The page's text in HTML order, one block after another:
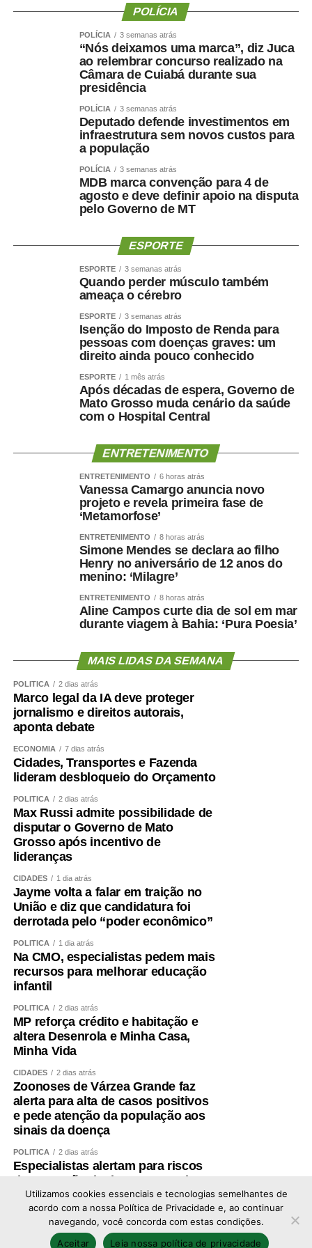
destaque foi o Hospital Estadual de Câncer, que registrou
maio e junho, passando de 25 para 79 pacientes.
Gestão destaca eficiência e qualidade da assistência
A diretora-geral da Empresa Cuiabana de Saúde Pública,
Kelluby de Oliveira, atribuiu os resultados ao trabalho
integrado das equipes e ao fortalecimento da gestão
“O protagonismo do HMC é resultado do empenho diário
uma gestão comprometida com a eficiência e a
humanização da assistência. Além de sermos referência
em urgência, emergência, politrauma e tratamento de
e procedimentos especializados, garantindo mais acesso
SUS”, destacou.
Hospital amplia serviços especializados
Referência estadual em urgência, emergência,
politrauma, traumato-ortopedia e tratamento de
queimados, por meio do Centro de Tratamento de
Queimados (CTQ), o HMC funciona em regime de portas
abertas para atendimentos de urgência e emergência.
A unidade dispõe de enfermarias adulta e infantil,
Hospital Dia, centros cirúrgicos, salas de medicação e
estrutura completa para assistência ambulatorial e
Nos últimos meses, o hospital também ampliou a oferta
de procedimentos especializados. Entre junho e julho,
iniciou um mutirão de cirurgias de vesícula por
para reduzir a fila de espera do Sistema Único de Saúde
Outra ação inédita colocou Cuiabá em destaque no
cenário nacional. O HMC promoveu um mutirão exclusivo
de cirurgias reparadoras para vítimas de queimaduras
elétricas decorrentes de acidentes de trabalho, tornando-
voltada exclusivamente para esse público.
Aproximadamente 20 pacientes foram atendidos durante
a ação.
Para o diretor técnico do HMC, Dr. Eduardo Andraus, os
indicadores confirmam a capacidade da unidade em
atender pacientes de média e alta complexidade.
“O HMC foi concebido para ser um hospital de alta
resolutividade. Nossa capacidade de receber pacientes
regulados das UPAs permite que essas unidades
continuem atendendo novos casos de urgência e
emergência. Contamos com equipes preparadas,
protocolos bem estabelecidos e uma estrutura capaz de
atender desde casos clínicos até situações de alta
complexidade, como politrauma, queimados e cirurgias
especializadas. Os resultados de maio e junho
demonstram que estamos cumprindo essa missão com
eficiência”, concluiu.
COMENTE ABAIXO:
WhatsApp
Facebook
Twitter
POLÍCIA
POLÍCIA 3 semanas atrás
“Nós deixamos uma marca”, diz Juca
ao relembrar concurso realizado na
Câmara de Cuiabá durante sua
presidência
POLÍCIA 3 semanas atrás
Deputado defende investimentos em
infraestrutura sem novos custos para
a população
POLÍCIA 3 semanas atrás
MDB marca convenção para 4 de
agosto e deve definir apoio na disputa
pelo Governo de MT
ESPORTE
ESPORTE 3 semanas atrás
Quando perder músculo também
ameaça o cérebro
ESPORTE 3 semanas atrás
Isenção do Imposto de Renda para
pessoas com doenças graves: um
direito ainda pouco conhecido
ESPORTE 1 mês atrás
Após décadas de espera, Governo de
Mato Grosso muda cenário da saúde
com o Hospital Central
ENTRETENIMENTO
ENTRETENIMENTO 6 horas atrás
Vanessa Camargo anuncia novo
projeto e revela primeira fase de
‘Metamorfose’
ENTRETENIMENTO 8 horas atrás
Simone Mendes se declara ao filho
Henry no aniversário de 12 anos do
menino: ‘Milagre’
ENTRETENIMENTO 8 horas atrás
Aline Campos curte dia de sol em mar
durante viagem à Bahia: ‘Pura Poesia’
MAIS LIDAS DA SEMANA
POLÍTICA 2 dias atrás
Marco legal da IA deve proteger
jornalismo e direitos autorais,
aponta debate
ECONOMIA 7 dias atrás
Cidades, Transportes e Fazenda
lideram desbloqueio do Orçamento
POLÍTICA 2 dias atrás
Max Russi admite possibilidade de
disputar o Governo de Mato
Grosso após incentivo de
lideranças
CIDADES 1 dia atrás
Jayme volta a falar em traição no
União e diz que candidatura foi
derrotada pelo “poder econômico”
POLÍTICA 1 dia atrás
Na CMO, especialistas pedem mais
recursos para melhorar educação
infantil
POLÍTICA 2 dias atrás
MP reforça crédito e habitação e
altera Desenrola e Minha Casa,
Minha Vida
CIDADES 2 dias atrás
Zoonoses de Várzea Grande faz
alerta para alta de casos positivos
e pede atenção da população aos
sinais da doença
POLÍTICA 2 dias atrás
Especialistas alertam para riscos
de expansão de data centers de IA
no Brasil
Copyright © 2026 - Todos os direitos reservados ao
Utilizamos cookies essenciais e tecnologias semelhantes de
acordo com a nossa Política de Privacidade e, ao continuar
navegando, você concorda com estas condições.
Aceitar
Leia nossa política de privacidade